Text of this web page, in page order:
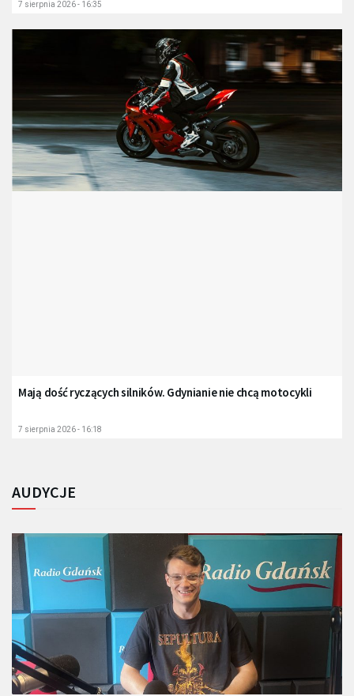
7 sierpnia 2026 - 16:35
Mają dość ryczących silników. Gdynianie nie chcą motocykli
7 sierpnia 2026 - 16:18
AUDYCJE